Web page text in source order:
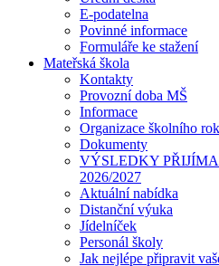
E-podatelna
Povinné informace
Formuláře ke stažení
Mateřská škola
Kontakty
Provozní doba MŠ
Informace
Organizace školního
Dokumenty
VÝSLEDKY
2026/2027
Aktuální nabídka
Distanční výuka
Jídelníček
Personál školy
Jak nejlépe připravit